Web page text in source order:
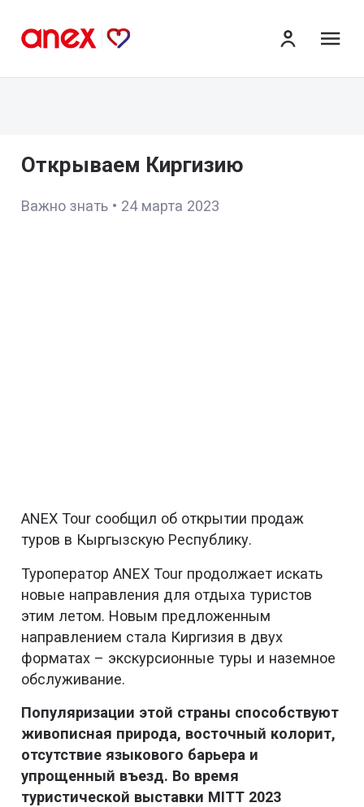
Открываем Киргизию
Важно знать • 24 марта 2023
ANEX Tour сообщил об открытии продаж
туров в Кыргызскую Республику.
Туроператор ANEX Tour продолжает искать
новые направления для отдыха туристов
этим летом. Новым предложенным
направлением стала Киргизия в двух
форматах – экскурсионные туры и наземное
обслуживание.
Популяризации этой страны способствуют
живописная природа, восточный колорит,
отсутствие языкового барьера и
упрощенный въезд. Во время
туристической выставки MITT 2023